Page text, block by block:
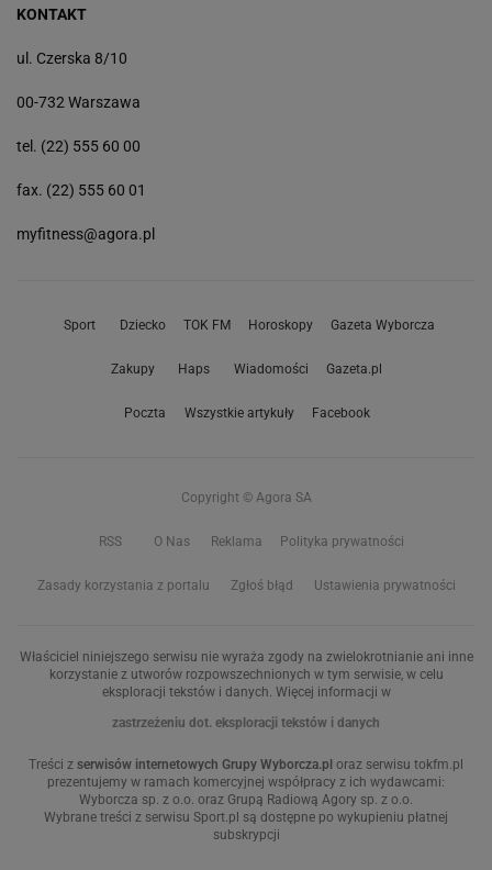
KONTAKT
ul. Czerska 8/10
00-732 Warszawa
tel. (22) 555 60 00
fax. (22) 555 60 01
myfitness@agora.pl
Sport Dziecko TOK FM Horoskopy Gazeta Wyborcza
Zakupy Haps Wiadomości Gazeta.pl
Poczta Wszystkie artykuły Facebook
Copyright © Agora SA
RSS O Nas Reklama Polityka prywatności
Zasady korzystania z portalu Zgłoś błąd Ustawienia prywatności
Właściciel niniejszego serwisu nie wyraża zgody na zwielokrotnianie ani inne
korzystanie z utworów rozpowszechnionych w tym serwisie, w celu
eksploracji tekstów i danych. Więcej informacji w
zastrzeżeniu dot. eksploracji tekstów i danych
Treści z serwisów internetowych Grupy Wyborcza.pl oraz serwisu tokfm.pl
prezentujemy w ramach komercyjnej współpracy z ich wydawcami:
Wyborcza sp. z o.o. oraz Grupą Radiową Agory sp. z o.o.
Wybrane treści z serwisu Sport.pl są dostępne po wykupieniu płatnej
subskrypcji